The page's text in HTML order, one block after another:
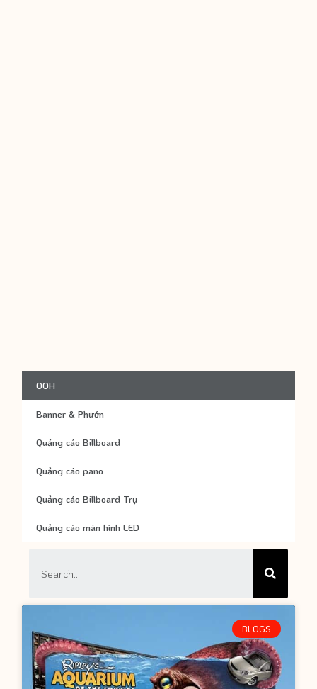
OOH
Banner & Phướn
Quảng cáo Billboard
Quảng cáo pano
Quảng cáo Billboard Trụ
Quảng cáo màn hình LED
BLOGS